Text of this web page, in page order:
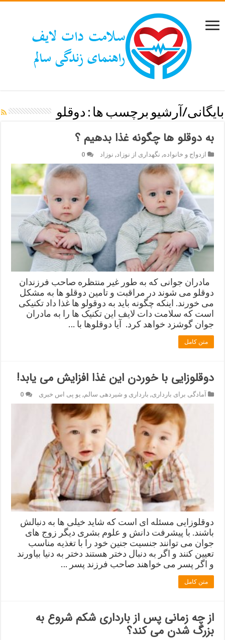
بایگانی/آرشیو برچسب ها : دوقلو
به دوقلو ها چگونه غذا بدهیم ؟
ازدواج و خانواده, نگهداری از نوزاد, نوزاد 0
مادران جوانی که به طور غیر منتظره صاحب فرزندان
دوقلو می شوند در مراقبت و تامین دوقلو ها به مشکل
می خورند. اینکه چگونه باید به دوقولو ها غذا داد تکنیکی
است که سلامت دات لایف این تکنیک ها را به مادران
جوان گوشزد خواهد کرد. آیا دوقلوها با …
متن کامل
دوقلوزایی با خوردن این غذا افزایش می یابد!
آمادگی برای بارداری, بارداری و شیردهی سالم, یو پی اس خبری 0
دوقلوزایی مسئله ای است که شاید خیلی ها به دنبالش
باشند. با پیشرفت دانش و علوم بشری دیگر زوج های
جوان می توانند جنسیت جنین خود را با تغذیه مناسب
تعیین کنند و اگر به دنبال دختر هستند دختر به دنیا بیاورند
و اگر پسر می خواهند صاحب فرزند پسر …
متن کامل
از چه زمانی پس از بارداری شکم شروع به
بزرگ شدن می کند؟